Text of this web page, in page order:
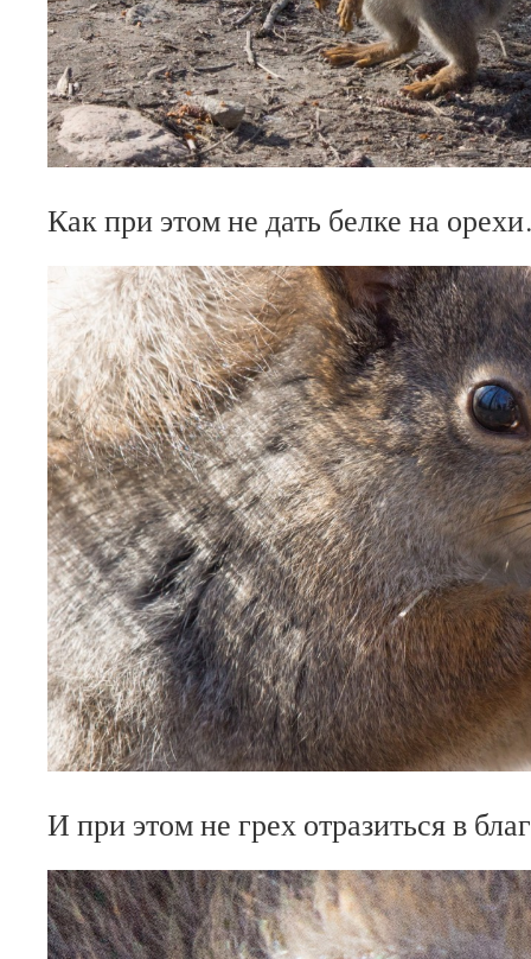
Как при этом не дать белке на
И при этом не грех отразиться в